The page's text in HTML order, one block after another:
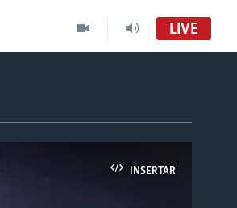
LIVE
INSERTAR